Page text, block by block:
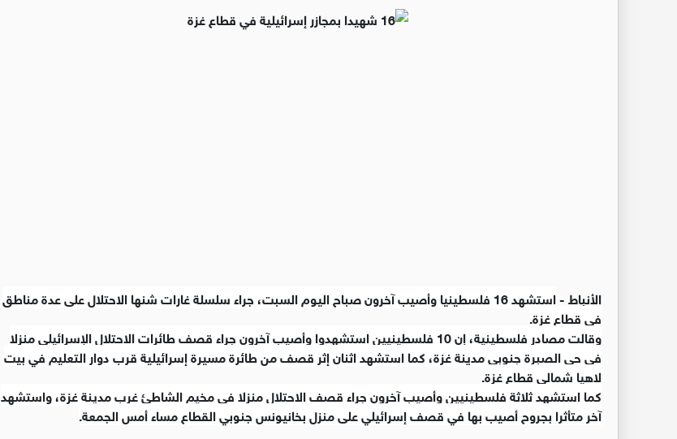
الأنباط -
استشهد 16 فلسطينيا وأصيب آخرون صباح اليوم السبت، جراء سلسلة غارات شنها الاحتلال على عدة مناطق
في قطاع غزة.
وقالت مصادر فلسطينية، إن 10 فلسطينيين استشهدوا وأصيب آخرون جراء قصف طائرات الاحتلال الإسرائيلي منزلا
في حي الصبرة جنوبي مدينة غزة، كما استشهد اثنان إثر قصف من طائرة مسيرة إسرائيلية قرب دوار التعليم في بيت
لاهيا شمالي قطاع غزة.
كما استشهد ثلاثة فلسطينيين وأصيب آخرون جراء قصف الاحتلال منزلا في مخيم الشاطئ غرب مدينة غزة، واستشهد
آخر متأثرا بجروح أصيب بها في قصف إسرائيلي على منزل بخانيونس جنوبي القطاع مساء أمس الجمعة.